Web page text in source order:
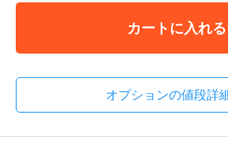
カートに入れる
オプションの値段詳